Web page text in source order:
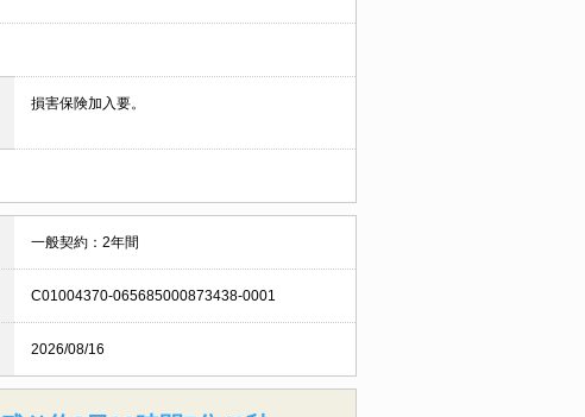
損害保険加入要。
一般契約：2年間
C01004370-065685000873438-0001
2026/08/16